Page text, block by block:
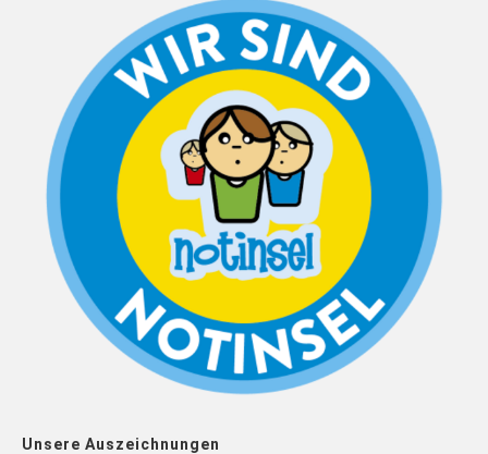
Unsere Auszeichnungen